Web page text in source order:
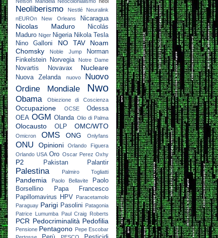
Neoliberismo Nestlé
Neuralink
nEUROn
New Orleans Nicaragua
Nicolas Maduro
Nicolás
Maduro Niger Nigeria Nikola Tesla
Nino Galloni
NO TAV
Noam
Chomsky
Noble Jump
Norman
Finkelstein
Norvegia Notre Dame
Novartis Novavax Nucleare
Nuova Zelanda nuovo
Nuovo
Ordine Mondiale
Nwo
Obama Obiezione di Coscienza
Occupazione OCSE
Odessa
OEA OGM Olanda Olio di Palma
Olocausto OLP OMC/WTO
Omicron OMS ONG Onlyfans
ONU Opinioni
Orlando Figuera
Orlando USA Oro Oscar Perez Oxhy
P2 Pakistan Palantir
Palestina Palmiro Togliatti
Pandemia Paolo Bellavite
Paolo
Borsellino
Papa Francesco
Papillomavirus HPV
Paracetamolo
Paraguay Parigi Pasolini Patagonia
Patrice Lumumba
Paul Craig Roberts
PCR Pedocriminalità Pedofilia
Pensione Pentagono Pepe Escobar